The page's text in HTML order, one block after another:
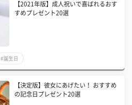
【2021年版】成人祝いで喜ばれるおす
すめプレゼント20選
#誕生日
【決定版】彼女にあげたい！ おすすめ
の記念日プレゼント20選